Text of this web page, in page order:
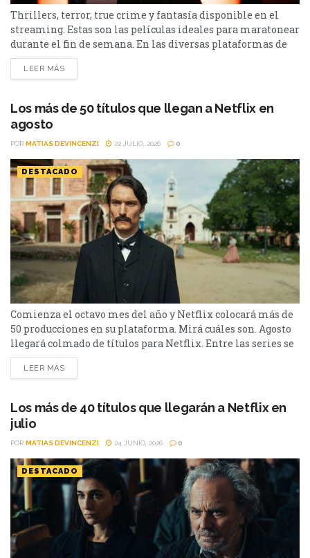
Thrillers, terror, true crime y fantasía disponible en el
streaming. Estas son las películas ideales para maratonear
durante el fin de semana. En las diversas plataformas de
streaming aparecen propuestas para todos los gustos: desde
un thriller español cargado de tensión y conspiraciones,
película de terror psicológico y el esperado regreso de...
LEER MÁS
Los más de 50 títulos que llegan a Netflix en
agosto
POR MATIAS DEVINCENZI 22 JULIO, 2026 0
DESTACADO
Comienza el octavo mes del año y Netflix colocará más de
50 producciones en su plataforma. Mirá cuáles son. Agosto
llegará colmado de títulos para Netflix. Entre las series se
destacan: Moria y la segunda parte de Cien Años de
Soledad, además de Toda la verdad de mis mentiras. Como
de...
LEER MÁS
Los más de 40 títulos que llegarán a Netflix en
julio
POR MATIAS DEVINCENZI 24 JUNIO, 2026 0
DESTACADO